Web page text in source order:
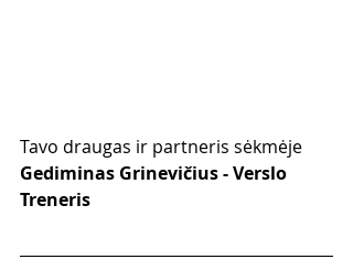
Tavo draugas ir partneris sėkmėje
Gediminas Grinevičius - Verslo
Treneris